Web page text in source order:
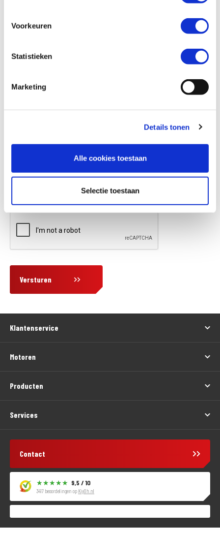
Voorkeuren
Statistieken
Marketing
Details tonen
Alle cookies toestaan
Selectie toestaan
Vraag en/of opmerking
Versturen
Klantenservice
Motoren
Producten
Services
Contact
9,5 / 10
3417 beoordelingen op KiyOh.nl